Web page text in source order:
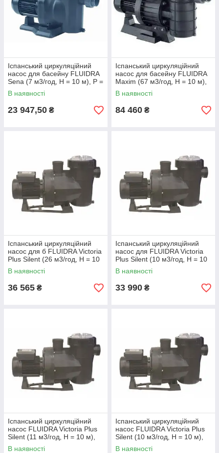
Іспанський циркуляційний
насос для басейну FLUIDRA
Sena (7 м3/год, Н = 10 м), P =
0,25 кВт, 230 В
В наявності
23 947,50 ₴
Іспанський циркуляційний
насос для басейну FLUIDRA
Maxim (67 м3/год, Н = 10 м),
P = 3,4 кВт, 230/400 В
В наявності
84 460 ₴
Іспанський циркуляційний
насос для б FLUIDRA Victoria
Plus Silent (26 м3/год, Н = 10
м), P=1,46 кВт, 230 В
В наявності
36 565 ₴
Іспанський циркуляційний
насос для FLUIDRA Victoria
Plus Silent (10 м3/год, Н = 10
м), P=0,43 кВт, 230 В
В наявності
33 990 ₴
Іспанський циркуляційний
насос FLUIDRA Victoria Plus
Silent (11 м3/год, Н = 10 м),
P=0,61 кВт, 230 В
В наявності
Іспанський циркуляційний
насос FLUIDRA Victoria Plus
Silent (10 м3/год, Н = 10 м),
P=0,43 кВт, 230/400В
В наявності